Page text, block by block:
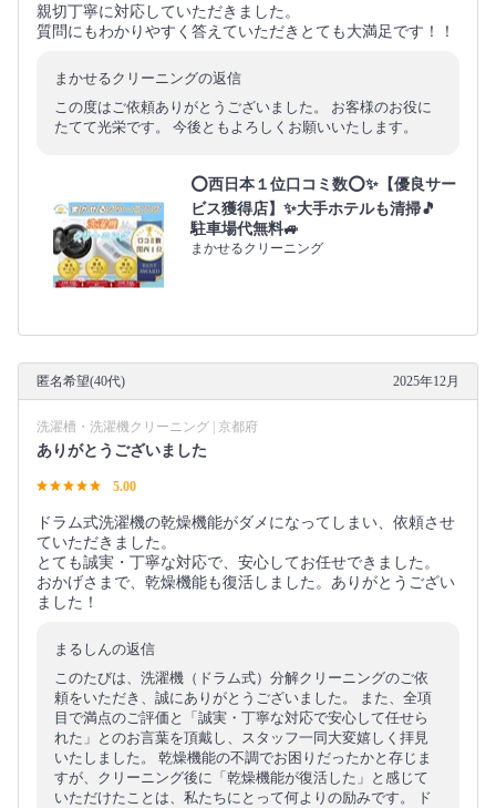
親切丁寧に対応していただきました。
質問にもわかりやすく答えていただきとても大満足です！！
まかせるクリーニングの返信
この度はご依頼ありがとうございました。 お客様のお役に
たてて光栄です。 今後ともよろしくお願いいたします。
⭕西日本１位口コミ数⭕✨【優良サー
ビス獲得店】✨大手ホテルも清掃🎵
駐車場代無料🚙
まかせるクリーニング
匿名希望(40代) 2025年12月
洗濯槽・洗濯機クリーニング | 京都府
ありがとうございました
5.00
ドラム式洗濯機の乾燥機能がダメになってしまい、依頼させ
ていただきました。
とても誠実・丁寧な対応で、安心してお任せできました。
おかげさまで、乾燥機能も復活しました。ありがとうござい
ました！
まるしんの返信
このたびは、洗濯機（ドラム式）分解クリーニングのご依
頼をいただき、誠にありがとうございました。 また、全項
目で満点のご評価と「誠実・丁寧な対応で安心して任せら
れた」とのお言葉を頂戴し、スタッフ一同大変嬉しく拝見
いたしました。 乾燥機能の不調でお困りだったかと存じま
すが、クリーニング後に「乾燥機能が復活した」と感じて
いただけたことは、私たちにとって何よりの励みです。 ド